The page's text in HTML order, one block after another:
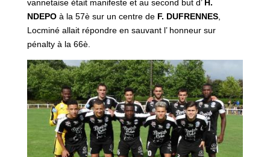
vannetaise était manifeste et au second but d’ H.
NDEPOà la 57è sur un centre de F. DUFRENNES,
Locminé allait répondre en sauvant l’ honneur sur
pénalty à la 66è.